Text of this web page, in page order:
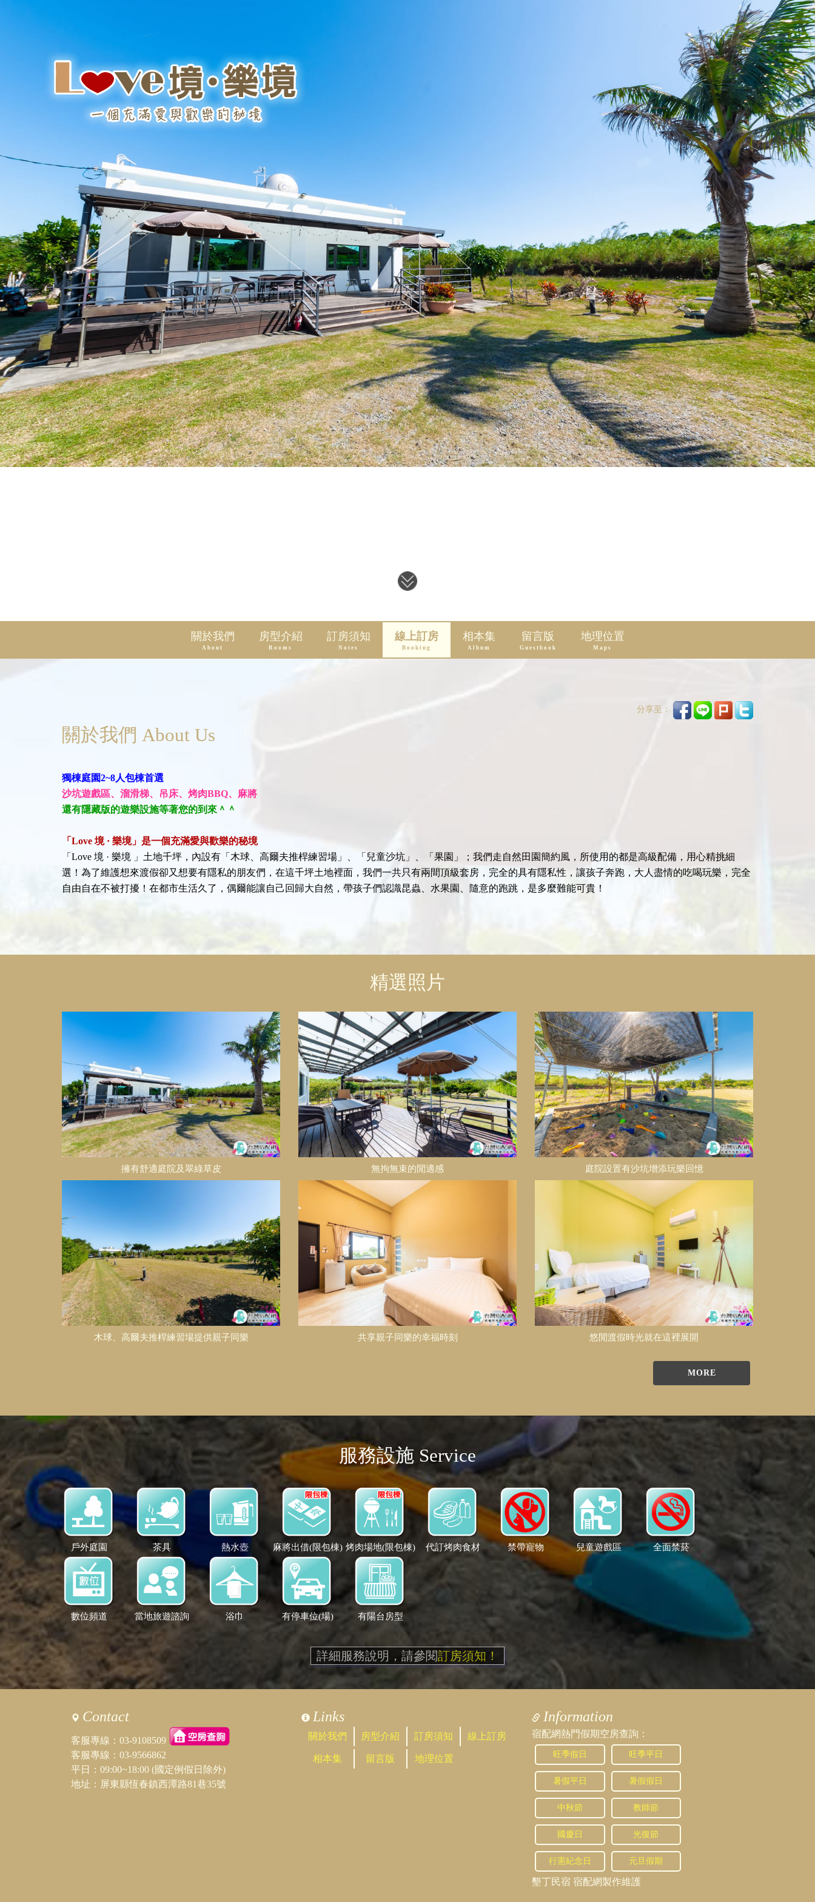
關於我們
About
房型介紹
Rooms
訂房須知
Notes
線上訂房
Booking
相本集
Album
留言版
Guestbook
地理位置
Maps
分享至：
關於我們 About Us
獨棟庭園2~8人包棟首選
沙坑遊戲區、溜滑梯、吊床、烤肉BBQ、麻將
還有隱藏版的遊樂設施等著您的到來＾＾
「Love 境 · 樂境」是一個充滿愛與歡樂的秘境
「Love 境 · 樂境 」土地千坪，內設有「木球、高爾夫推桿練習場」、「兒童沙坑」、「果園」；我們走自然田園簡約風，所使用的都是高級配備，用心精挑細
選！為了維護想來渡假卻又想要有隱私的朋友們，在這千坪土地裡面，我們一共只有兩間頂級套房，完全的具有隱私性，讓孩子奔跑，大人盡情的吃喝玩樂，完全
自由自在不被打擾！在都市生活久了，偶爾能讓自己回歸大自然，帶孩子們認識昆蟲、水果園、隨意的跑跳，是多麼難能可貴！
精選照片
擁有舒適庭院及翠綠草皮 無拘無束的閒適感 庭院設置有沙坑增添玩樂回憶
木球、高爾夫推桿練習場提供親子同樂 共享親子同樂的幸福時刻 悠閒渡假時光就在這裡展開
MORE
服務設施 Service
戶外庭園 茶具 熱水壺 麻將出借(限包棟) 烤肉場地(限包棟) 代訂烤肉食材 禁帶寵物 兒童遊戲區 全面禁菸
數位頻道 當地旅遊諮詢 浴巾 有停車位(場) 有陽台房型
詳細服務說明，請參閱訂房須知！
Contact
客服專線： 03-9108509
客服專線： 03-9566862
平日：09:00~18:00 (國定例假日除外)
地址：屏東縣恆春鎮西潭路81巷35號
Links
關於我們 房型介紹 訂房須知 線上訂房
相本集 留言版 地理位置
Information
宿配網熱門假期空房查詢：
旺季假日 旺季平日
暑假平日 暑假假日
中秋節 教師節
國慶日 光復節
行憲紀念日 元旦假期
墾丁民宿 宿配網製作維護